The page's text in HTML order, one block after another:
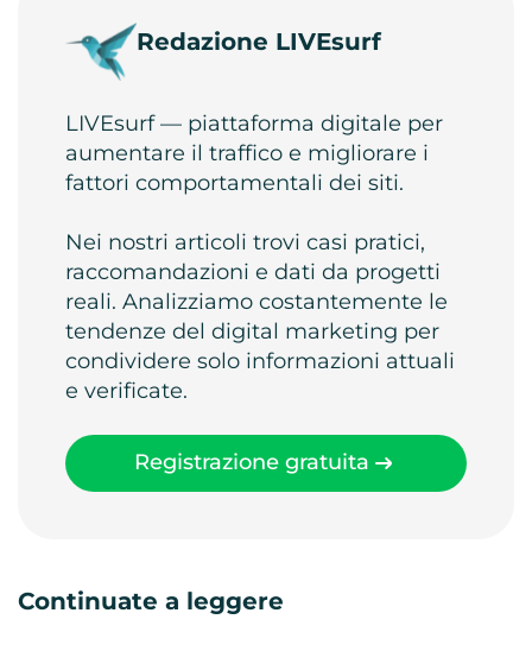
Redazione LIVEsurf
LIVEsurf — piattaforma digitale per
aumentare il traffico e migliorare i
fattori comportamentali dei siti.
Nei nostri articoli trovi casi pratici,
raccomandazioni e dati da progetti
reali. Analizziamo costantemente le
tendenze del digital marketing per
condividere solo informazioni attuali
e verificate.
Registrazione gratuita
Continuate a leggere